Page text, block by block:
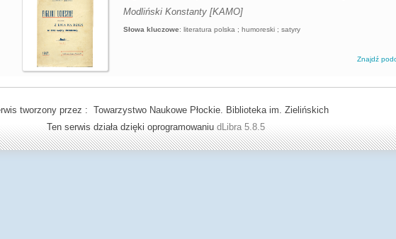
Modliński Konstanty [KAMO]
Słowa kluczowe:literatura polska ; humoreski ; satyry
Znajdź
tworzony przez : Towarzystwo Naukowe Płockie. Biblioteka im. Zielińskich
Ten serwis działa dzięki oprogramowaniu dLibra 5.8.5